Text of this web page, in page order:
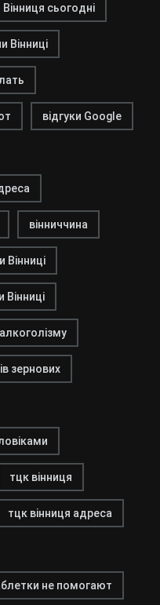
сьогодні
Вінниці
відгуки Google
вінниччина
Вінниці
Вінниці
зернових
тцк вінниця
тцк вінниця адреса
не помогают